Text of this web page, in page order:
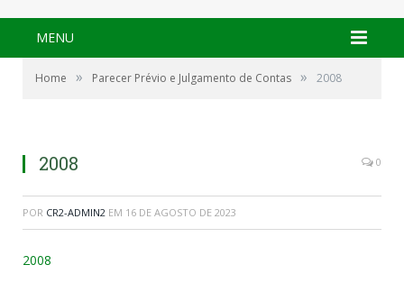
MENU
Home » Parecer Prévio e Julgamento de Contas » 2008
2008 0
POR CR2-ADMIN2 EM 16 DE AGOSTO DE 2023
2008